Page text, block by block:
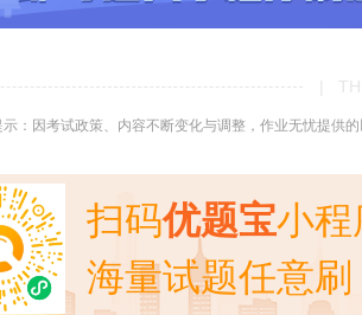
|
：因考试政策、内容不断变化与调整，作业无忧提供
扫码优题宝小程
海量试题任意刷